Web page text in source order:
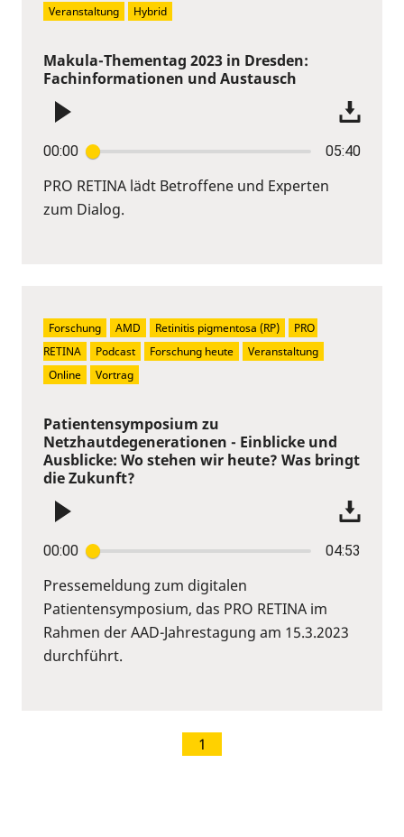
Makula-Thementag 2023 in Dresden:
Fachinformationen und Austausch
00:00 05:40
PRO RETINA lädt Betroffene und Experten
zum Dialog.
Veranstaltung
Hybrid
Patientensymposium zu
Netzhautdegenerationen - Einblicke und
Ausblicke: Wo stehen wir heute? Was bringt
die Zukunft?
00:00 04:53
Pressemeldung zum digitalen
Patientensymposium, das PRO RETINA im
Rahmen der AAD-Jahrestagung am 15.3.2023
durchführt.
Forschung AMD Retinitis pigmentosa (RP)
PRO
RETINA
Podcast Forschung heute
Veranstaltung
Online
Vortrag
1